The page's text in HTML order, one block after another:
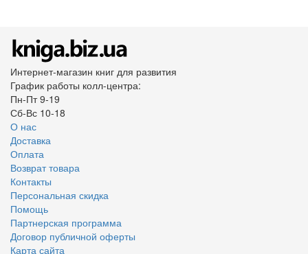
Интернет-магазин книг для развития
График работы колл-центра:
Пн-Пт 9-19
Сб-Вс 10-18
О нас
Доставка
Оплата
Возврат товара
Контакты
Персональная скидка
Помощь
Партнерская программа
Договор публичной оферты
Карта сайта